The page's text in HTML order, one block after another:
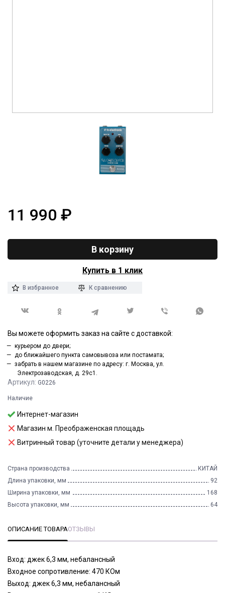
Артикул: G0226
Наличие
Интернет-магазин
Магазин м. Преображенская площадь
Витринный товар (уточните детали у менеджера)
Страна производства
КИТАЙ
Длина упаковки, мм
92
Ширина упаковки, мм
168
Высота упаковки, мм
64
11 990 ₽
В корзину
Купить в 1 клик
В избранное К сравнению
Вы можете оформить заказ на сайте с доставкой:
курьером до двери;
до ближайшего пункта самовывоза или постамата;
забрать в нашем магазине по адресу: г. Москва, ул.
Электрозаводская, д. 29с1.
ОПИСАНИЕ ТОВАРАОТЗЫВЫ
Вход: джек 6,3 мм, небалансный
Входное сопротивление: 470 КОм
Выход: джек 6,3 мм, небалансный